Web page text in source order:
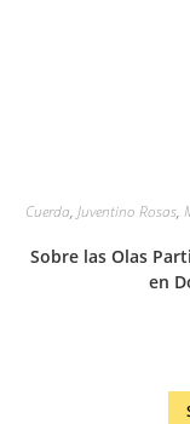
Cuerda, Juventino Rosas,
Sobre las Olas
en